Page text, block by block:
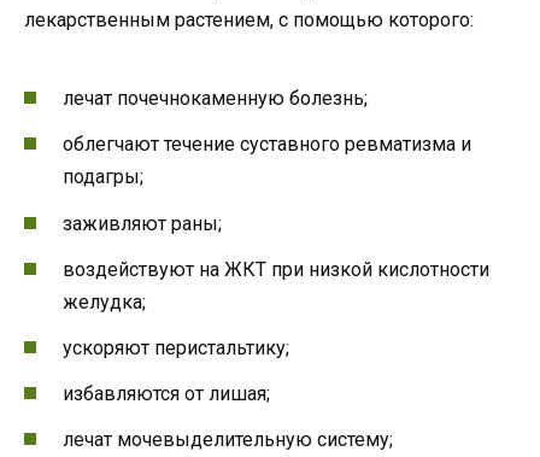
лекарственным растением, с помощью которого:
лечат почечнокаменную болезнь;
облегчают течение суставного ревматизма и
подагры;
заживляют раны;
воздействуют на ЖКТ при низкой кислотности
желудка;
ускоряют перистальтику;
избавляются от лишая;
лечат мочевыделительную систему;